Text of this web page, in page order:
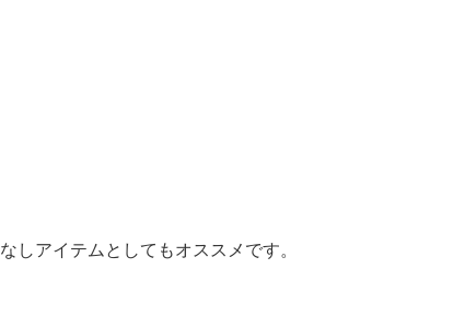
しアイテムとしてもオススメです。